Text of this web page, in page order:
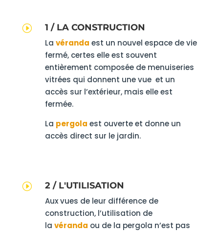
I 1 / LA CONSTRUCTION
La véranda est un nouvel espace de vie
fermé, certes elle est souvent
entièrement composée de menuiseries
vitrées qui donnent une vue et un
accès sur l’extérieur, mais elle est
fermée.
La pergola est ouverte et donne un
accès direct sur le jardin.
I 2 / L'UTILISATION
Aux vues de leur différence de
construction, l’utilisation de
la véranda ou de la pergola n’est pas